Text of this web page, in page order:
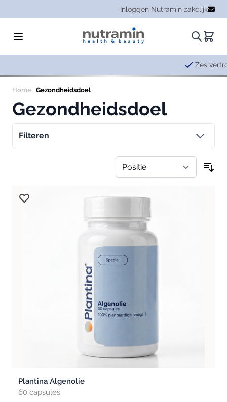
Inloggen Nutramin zakelijk
Zoeken.
op één platform
Home Gezondheidsdoel
Gezondheidsdoel
Filteren
Plantina Algenolie
60 capsules